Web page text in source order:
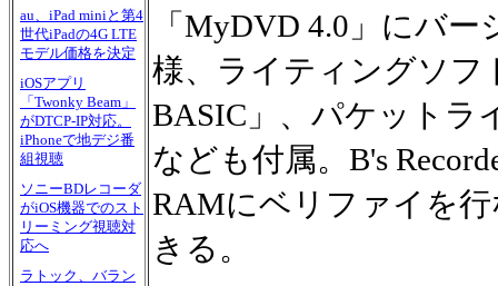
au、iPad miniと第4
世代iPadの4G LTE
モデル価格を決定
iOSアプリ
「Twonky Beam」
がDTCP-IP対応。
iPhoneで地デジ番
組視聴
ソニーBDレコーダ
がiOS機器でのスト
リーミング視聴対
応へ
ラトック、バラン
「MyDVD 4.0」にバ
様、ライティングソフ
BASIC」、パケットラ
なども付属。B's
RAMにベリファイを
きる。